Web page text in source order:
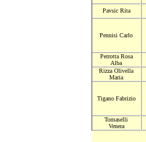
Pavsic Rita
Pennisi Carlo
Perrotta Rosa
Alba
Rizza Olivella
Maria
Tigano Fabrizio
Tomaselli
Venera